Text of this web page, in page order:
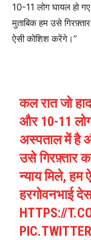
10-11 लोग घायल हो
मुताबिक हम उसे
ऐसी कोशिश करेंगे।”
कल रात जो
और 10-11
अस्पताल में है
उसे गिरफ़्तार
न्याय मिले, हम
हरगोवनभाई
HTTPS://